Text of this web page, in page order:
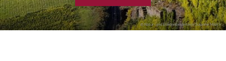
© Natur- und Erlebnisbegleiterin Susanne Mölich